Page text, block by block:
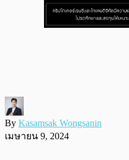
By Kasamsak Wongsanin
เมษายน 9, 2024